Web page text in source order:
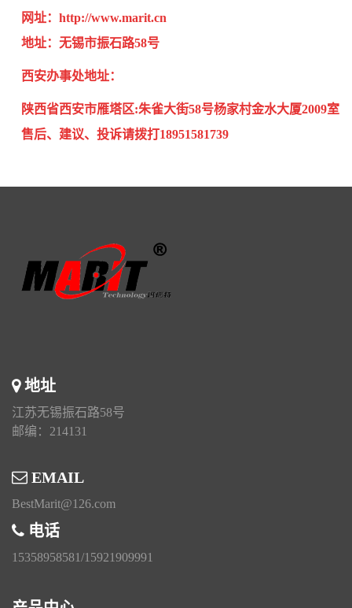
网址： http://www.marit.cn
地址：无锡市振石路58号
西安办事处地址：
陕西省西安市雁塔区:朱雀大街58号杨家村金水大厦2009室
售后、建议、投诉请拨打18951581739
地址
江苏无锡振石路58号
邮编：214131
EMAIL
BestMarit@126.com
电话
15358958581/15921909991